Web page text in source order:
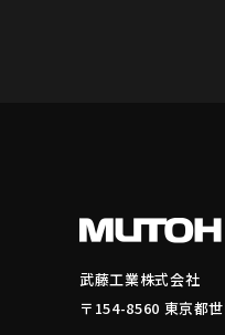
武藤工業株式会社
〒154-8560 東京都